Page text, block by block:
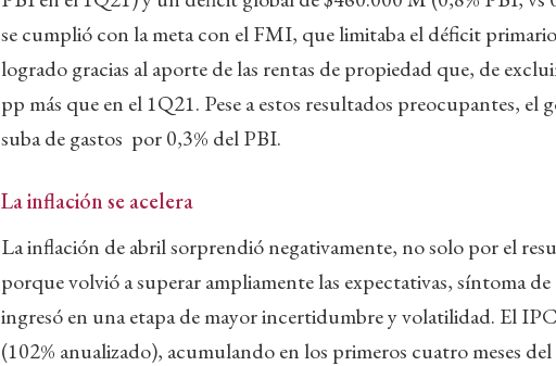
se cumplió con la meta con el FMI, que limitaba el déficit
logrado gracias al aporte de las rentas de propiedad que, de
pp más que en el 1Q21. Pese a estos resultados preocupantes,
suba de gastos por 0,3% del PBI.
La inflación se acelera
La inflación de abril sorprendió negativamente, no solo por el
porque volvió a superar ampliamente las expectativas, síntoma
ingresó en una etapa de mayor incertidumbre y volatilidad. El
(102% anualizado), acumulando en los primeros cuatro meses